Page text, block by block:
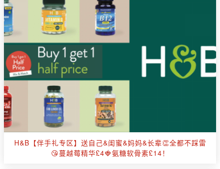
H&B【伴手礼专区】送自己&闺蜜&妈妈&长辈👏全都不踩雷
😘蔓越莓精华£4🍓氨糖软骨素£14！